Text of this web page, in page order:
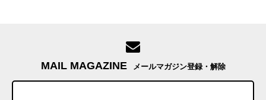
MAIL MAGAZINE メールマガジン登録・解除